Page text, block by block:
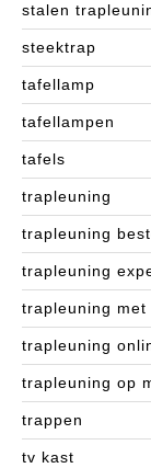
stalen
steektrap
tafellamp
tafellampen
tafels
trapleuning
trapleuning
trapleuning
trapleuning
trapleuning
trapleuning op
trappen
tv kast